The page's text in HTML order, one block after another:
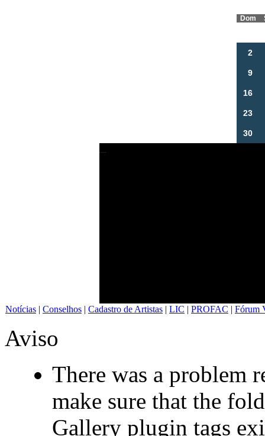
Dom
2
9
16
23
30
Notícias | Conselhos | Cadastro de Artistas | LIC | PROFAC | Fórum
Aviso
There was a problem
make sure that the
Gallery plugin tags